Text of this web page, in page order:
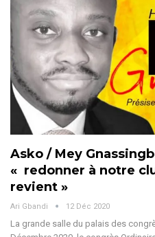
Asko / Mey
« redonner à notre
revient »
Ari Gbandi 12 Déc 2020
La grande salle du palais des